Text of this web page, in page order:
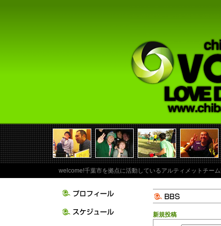
welcome!千葉市を拠点に活動しているアルティメットチー
新規投稿